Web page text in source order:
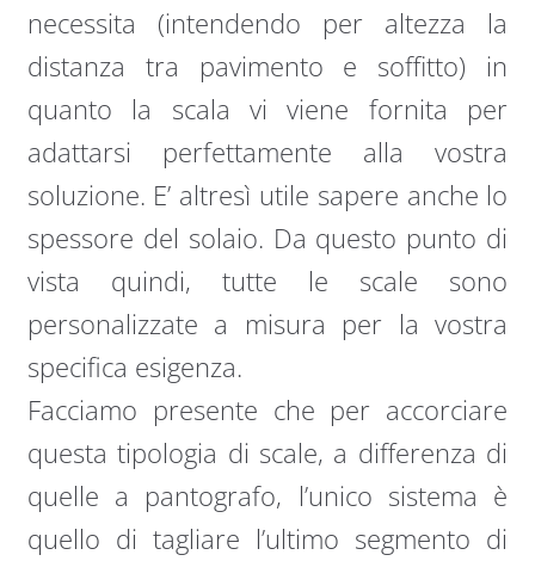
necessita (intendendo per altezza la
distanza tra pavimento e soffitto) in
quanto la scala vi viene fornita per
adattarsi perfettamente alla vostra
soluzione. E’ altresì utile sapere anche lo
spessore del solaio. Da questo punto di
vista quindi, tutte le scale sono
personalizzate a misura per la vostra
specifica esigenza.
Facciamo presente che per accorciare
questa tipologia di scale, a differenza di
quelle a pantografo, l’unico sistema è
quello di tagliare l’ultimo segmento di